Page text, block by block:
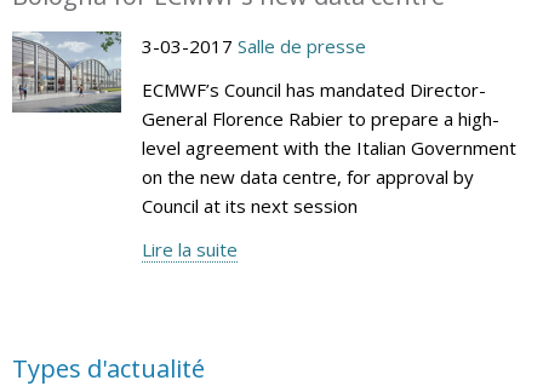
3-03-2017 Salle de presse
ECMWF’s Council has mandated Director-
General Florence Rabier to prepare a high-
level agreement with the Italian Government
on the new data centre, for approval by
Council at its next session
Lire la suite
Types d'actualité